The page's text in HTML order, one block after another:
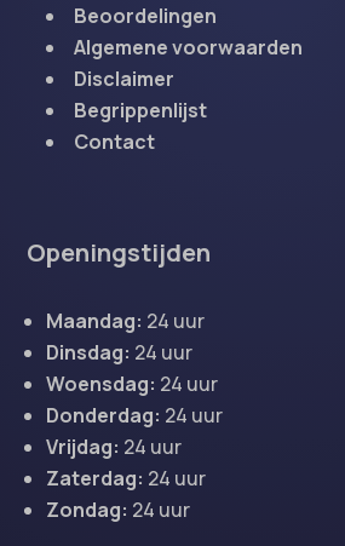
Beoordelingen
Algemene voorwaarden
Disclaimer
Begrippenlijst
Contact
Openingstijden
Maandag: 24 uur
Dinsdag: 24 uur
Woensdag: 24 uur
Donderdag: 24 uur
Vrijdag: 24 uur
Zaterdag: 24 uur
Zondag: 24 uur